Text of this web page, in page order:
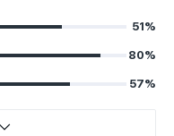
51%
80%
57%